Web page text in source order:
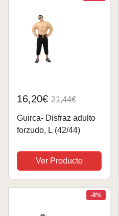
16,20€ 21,44€
Guirca- Disfraz adulto
forzudo, L (42/44)
Ver Producto
-8%